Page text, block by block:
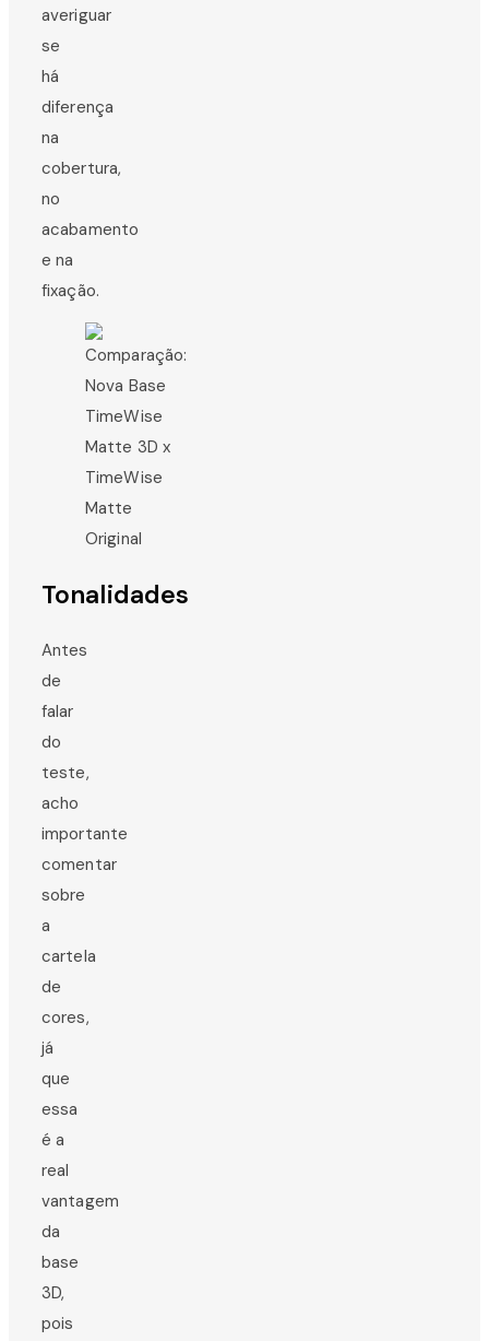
averiguar
se
há
diferença
na
cobertura,
no
acabamento
e na
fixação.
Tonalidades
Antes
de
falar
do
teste,
acho
importante
comentar
sobre
a
cartela
de
cores,
já
que
essa
é a
real
vantagem
da
base
3D,
pois